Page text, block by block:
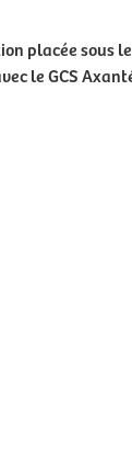
placée
le GCS